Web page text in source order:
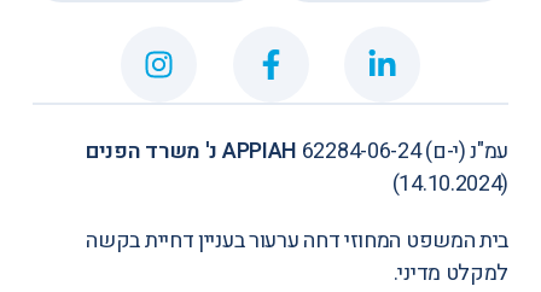
עמ"נ (י-ם) 62284-06-24
APPIAH נ' משרד הפנים
(14.10.2024)
בית המשפט המחוזי דחה ערעור בעניין דחיית בקשה
למקלט מדיני.